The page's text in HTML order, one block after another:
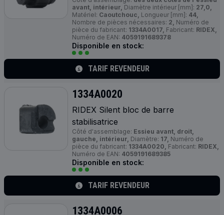
avant, intérieur, Diamètre intérieur [mm]: 27,0,
Matériel: Caoutchouc, Longueur [mm]: 44,
Nombre de pièces nécessaires: 2, Numéro de
pièce du fabricant: 1334A0017, Fabricant: RIDEX,
Numéro de EAN: 4059191689378
Disponible en stock:
TARIF REVENDEUR
1334A0020
RIDEX Silent bloc de barre
stabilisatrice
Côté d'assemblage: Essieu avant, droit,
gauche, intérieur, Diamètre: 17, Numéro de
pièce du fabricant: 1334A0020, Fabricant: RIDEX,
Numéro de EAN: 4059191689385
Disponible en stock:
TARIF REVENDEUR
1334A0006